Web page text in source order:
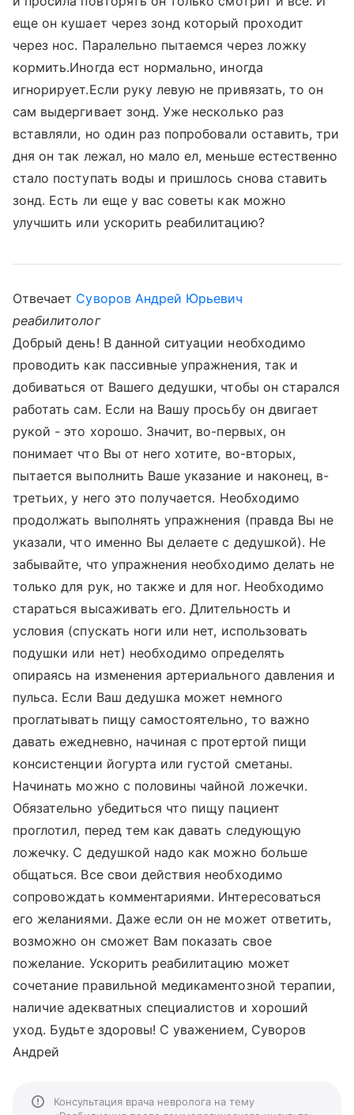
еще он кушает через зонд который проходит
через нос. Паралельно пытаемся через ложку
кормить.Иногда ест нормально, иногда
игнорирует.Если руку левую не привязать, то он
сам выдергивает зонд. Уже несколько раз
вставляли, но один раз попробовали оставить, три
дня он так лежал, но мало ел, меньше естественно
стало поступать воды и пришлось снова ставить
зонд. Есть ли еще у вас советы как можно
улучшить или ускорить реабилитацию?
Отвечает Суворов Андрей Юрьевич
реабилитолог
Добрый день! В данной ситуации необходимо
проводить как пассивные упражнения, так и
добиваться от Вашего дедушки, чтобы он старался
работать сам. Если на Вашу просьбу он двигает
рукой - это хорошо. Значит, во-первых, он
понимает что Вы от него хотите, во-вторых,
пытается выполнить Ваше указание и наконец, в-
третьих, у него это получается. Необходимо
продолжать выполнять упражнения (правда Вы не
указали, что именно Вы делаете с дедушкой). Не
забывайте, что упражнения необходимо делать не
только для рук, но также и для ног. Необходимо
стараться высаживать его. Длительность и
условия (спускать ноги или нет, использовать
подушки или нет) необходимо определять
опираясь на изменения артериального давления и
пульса. Если Ваш дедушка может немного
проглатывать пищу самостоятельно, то важно
давать ежедневно, начиная с протертой пищи
консистенции йогурта или густой сметаны.
Начинать можно с половины чайной ложечки.
Обязательно убедиться что пищу пациент
проглотил, перед тем как давать следующую
ложечку. С дедушкой надо как можно больше
общаться. Все свои действия необходимо
сопровождать комментариями. Интересоваться
его желаниями. Даже если он не может ответить,
возможно он сможет Вам показать свое
пожелание. Ускорить реабилитацию может
сочетание правильной медикаментозной терапии,
наличие адекватных специалистов и хороший
уход. Будьте здоровы! С уважением, Суворов
Андрей
Консультация врача невролога на тему